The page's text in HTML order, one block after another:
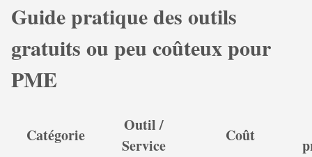
Guide pratique des outils
gratuits ou peu coûteux pour
PME
Catégorie
Outil /
Service
Coût